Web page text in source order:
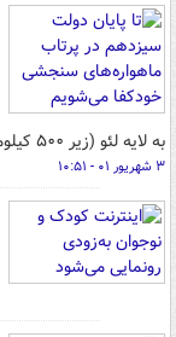
به لایه لئو (زیر ۵۰۰ کیلومتر) تا پایان دولت سیزدهم خبر داد.
۳ شهریور ۰۱ - ۱۰:۵۱